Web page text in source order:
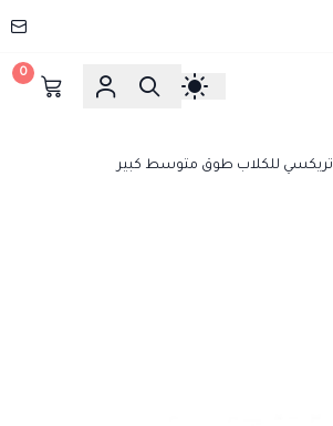
0
تريكسي للكلاب طوق متوسط كبير